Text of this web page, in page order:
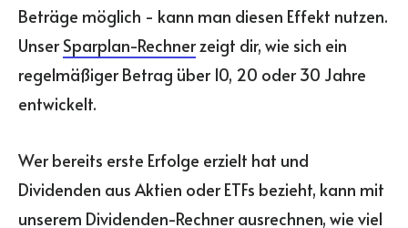
Beträge möglich - kann man diesen Effekt nutzen.
UnserSparplan-Rechnerzeigt dir, wie sich ein
regelmäßiger Betrag über 10, 20 oder 30 Jahre
entwickelt.
Wer bereits erste Erfolge erzielt hat und
Dividenden aus Aktien oder ETFs bezieht, kann mit
unserem Dividenden-Rechnerausrechnen, wie viel